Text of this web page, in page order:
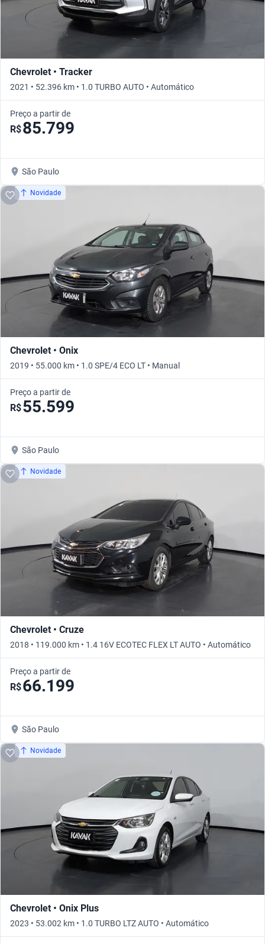
Chevrolet • Tracker
2021 • 52.396 km • 1.0 TURBO AUTO • Automático
Preço a partir de
R$85.799
São Paulo
Novidade
Chevrolet • Onix
2019 • 55.000 km • 1.0 SPE/4 ECO LT • Manual
Preço a partir de
R$55.599
São Paulo
Novidade
Chevrolet • Cruze
2018 • 119.000 km • 1.4 16V ECOTEC FLEX LT AUTO • Automático
Preço a partir de
R$66.199
São Paulo
Novidade
Chevrolet • Onix Plus
2023 • 53.002 km • 1.0 TURBO LTZ AUTO • Automático